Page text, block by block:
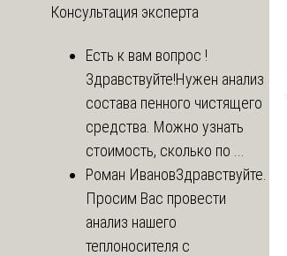
Консультация эксперта
Есть к вам вопрос !
Здравствуйте!Нужен анализ
состава пенного чистящего
средства. Можно узнать
стоимость, сколько по ...
Роман ИвановЗдравствуйте.
Просим Вас провести
анализ нашего
теплоносителя с